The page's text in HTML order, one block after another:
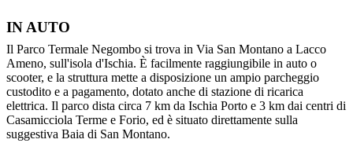
IN AUTO
Il Parco Termale Negombo si trova in Via San Montano a Lacco
Ameno, sull'isola d'Ischia. È facilmente raggiungibile in auto o
scooter, e la struttura mette a disposizione un ampio parcheggio
custodito e a pagamento, dotato anche di stazione di ricarica
elettrica. Il parco dista circa 7 km da Ischia Porto e 3 km dai centri di
Casamicciola Terme e Forio, ed è situato direttamente sulla
suggestiva Baia di San Montano.